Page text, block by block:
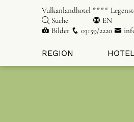
Vulkanlandhotel ****
Suche
EN
Bilder
03159/2220
REGION HOTEL